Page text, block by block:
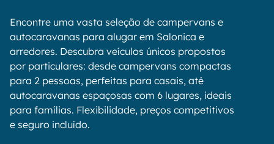
Encontre uma vasta seleção de campervans e
autocaravanas para alugar em Salonica e
arredores. Descubra veículos únicos propostos
por particulares: desde campervans compactas
para 2 pessoas, perfeitas para casais, até
autocaravanas espaçosas com 6 lugares, ideais
para famílias. Flexibilidade, preços competitivos
e seguro incluído.